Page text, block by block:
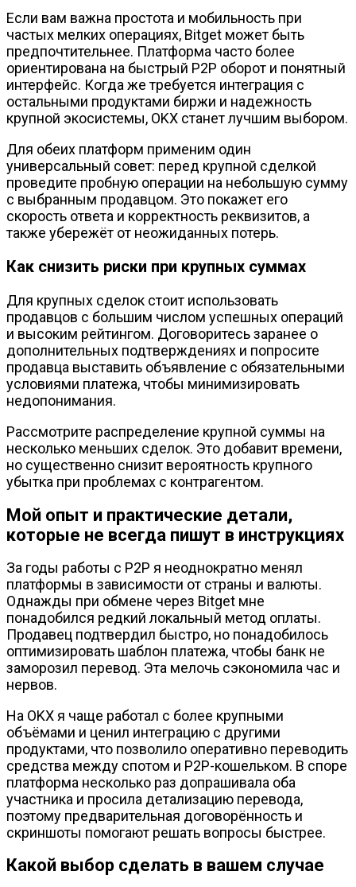
Если вам важна простота и мобильность при
частых мелких операциях, Bitget может быть
предпочтительнее. Платформа часто более
ориентирована на быстрый P2P оборот и понятный
интерфейс. Когда же требуется интеграция с
остальными продуктами биржи и надежность
крупной экосистемы, OKX станет лучшим выбором.
Для обеих платформ применим один
универсальный совет: перед крупной сделкой
проведите пробную операции на небольшую сумму
с выбранным продавцом. Это покажет его
скорость ответа и корректность реквизитов, а
также убережёт от неожиданных потерь.
Как снизить риски при крупных суммах
Для крупных сделок стоит использовать
продавцов с большим числом успешных операций
и высоким рейтингом. Договоритесь заранее о
дополнительных подтверждениях и попросите
продавца выставить объявление с обязательными
условиями платежа, чтобы минимизировать
недопонимания.
Рассмотрите распределение крупной суммы на
несколько меньших сделок. Это добавит времени,
но существенно снизит вероятность крупного
убытка при проблемах с контрагентом.
Мой опыт и практические детали,
которые не всегда пишут в инструкциях
За годы работы с P2P я неоднократно менял
платформы в зависимости от страны и валюты.
Однажды при обмене через Bitget мне
понадобился редкий локальный метод оплаты.
Продавец подтвердил быстро, но понадобилось
оптимизировать шаблон платежа, чтобы банк не
заморозил перевод. Эта мелочь сэкономила час и
нервов.
На OKX я чаще работал с более крупными
объёмами и ценил интеграцию с другими
продуктами, что позволило оперативно переводить
средства между спотом и P2P-кошельком. В споре
платформа несколько раз допрашивала оба
участника и просила детализацию перевода,
поэтому предварительная договорённость и
скриншоты помогают решать вопросы быстрее.
Какой выбор сделать в вашем случае